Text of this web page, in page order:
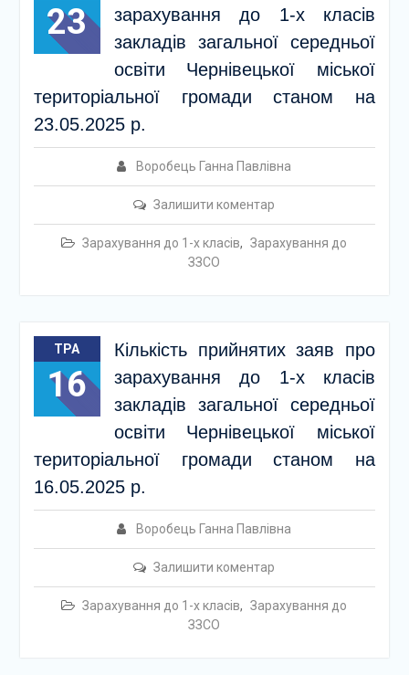
23
зарахування до 1-х класів
закладів загальної середньої
освіти Чернівецької міської
територіальної громади станом на
23.05.2025 р.
Воробець Ганна Павлівна
Залишити коментар
Зарахування до 1-х класів, Зарахування до
ЗЗСО
ТРА
16
Кількість прийнятих заяв про
зарахування до 1-х класів
закладів загальної середньої
освіти Чернівецької міської
територіальної громади станом на
16.05.2025 р.
Воробець Ганна Павлівна
Залишити коментар
Зарахування до 1-х класів, Зарахування до
ЗЗСО